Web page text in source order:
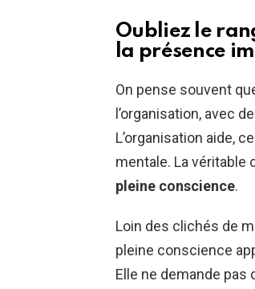
Oubliez le
la présence
On pense souvent
l’organisation, avec
L’organisation aide,
mentale. La véritable
pleine conscience.
Loin des clichés de
pleine conscience
Elle ne demande